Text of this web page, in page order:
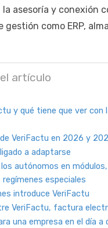
asesoría y conexión
gestión como ERP,
artículo
y qué tiene que ver con
VeriFactu en 2026 y
a adaptarse
autónomos en
regímenes especiales
introduce VeriFactu
VeriFactu, factura
una empresa en el día a